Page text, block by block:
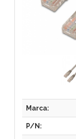
Marca:
P/N: